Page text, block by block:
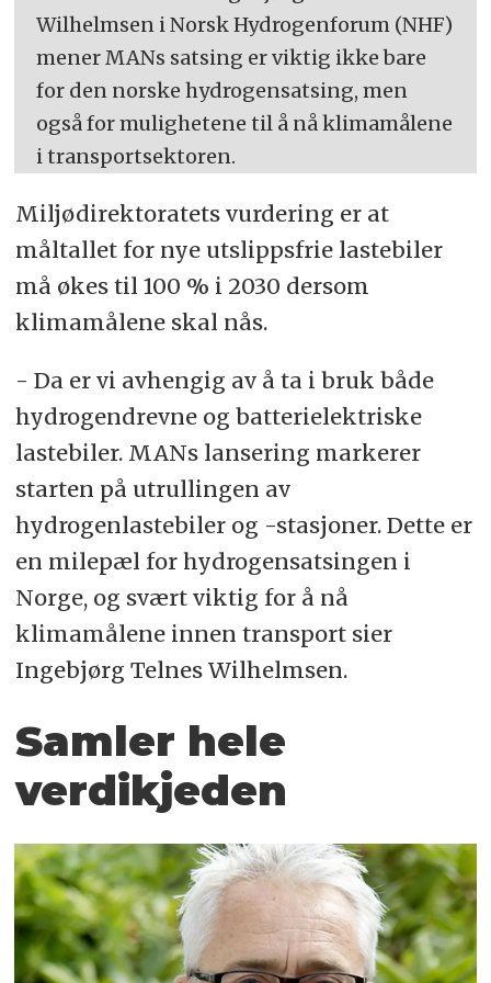
Wilhelmsen i Norsk Hydrogenforum (NHF)
mener MANs satsing er viktig ikke bare
for den norske hydrogensatsing, men
også for mulighetene til å nå klimamålene
i transportsektoren.
Miljødirektoratets vurdering er at
måltallet for nye utslippsfrie lastebiler
må økes til 100 % i 2030 dersom
klimamålene skal nås.
- Da er vi avhengig av å ta i bruk både
hydrogendrevne og batterielektriske
lastebiler. MANs lansering markerer
starten på utrullingen av
hydrogenlastebiler og -stasjoner. Dette er
en milepæl for hydrogensatsingen i
Norge, og svært viktig for å nå
klimamålene innen transport sier
Ingebjørg Telnes Wilhelmsen.
Samler hele
verdikjeden